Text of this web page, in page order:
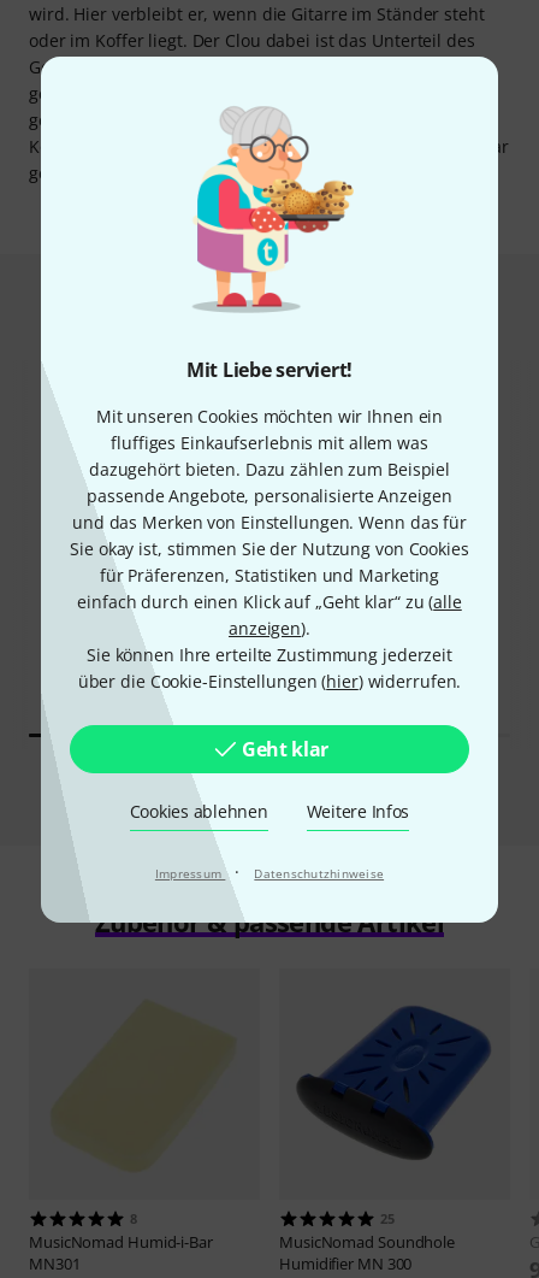
Mit Liebe serviert!
Mit unseren Cookies möchten wir Ihnen ein
fluffiges Einkaufserlebnis mit allem was
dazugehört bieten. Dazu zählen zum Beispiel
passende Angebote, personalisierte Anzeigen
und das Merken von Einstellungen. Wenn das für
Sie okay ist, stimmen Sie der Nutzung von Cookies
für Präferenzen, Statistiken und Marketing
einfach durch einen Klick auf „Geht klar“ zu (alle
anzeigen).
Sie können Ihre erteilte Zustimmung jederzeit
über die Cookie-Einstellungen (hier) widerrufen.
Geht klar
Cookies ablehnen Weitere Infos
Impressum · Datenschutzhinweise
wird. Hier verbleibt er, wenn die Gitarre im Ständer steht
oder im Koffer liegt. Der Clou dabei ist das Unterteil des
Gerätes. Hier wird nämlich ein spezieller, vorher
gewässerter Schaumstoff eingelegt, der die Luftfeuchte
gezielt innerhalb des Instruments bzw. innerhalb des
Koffers anheben kann. Damit gehören eingefallene oder gar
gerissene Decken der Vergangenheit an!
Das kauften Kunden, die sich dieses
52%
KAUFTEN
GENAU DIESES PRODUKT
29 €
11%
KAUFTEN
32 €
Zubehör & passende Artikel
8
MusicNomad Humid-i-Bar
MN301
25
MusicNomad Soundhole
Humidifier MN 300